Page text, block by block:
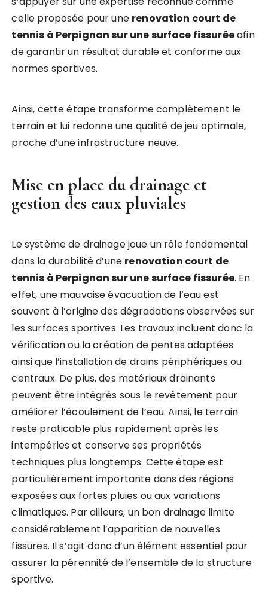
celle proposée pour une renovation court de
tennis à Perpignan sur une surface fissuréeafin
de garantir un résultat durable et conforme aux
normes sportives.
Ainsi, cette étape transforme complètement le
terrain et lui redonne une qualité de jeu optimale,
proche d’une infrastructure neuve.
Mise en place du drainage et
gestion des eaux pluviales
Le système de drainage joue un rôle fondamental
dans la durabilité d’une renovation court de
tennis à Perpignan sur une surface fissurée. En
effet, une mauvaise évacuation de l’eau est
souvent à l’origine des dégradations observées sur
les surfaces sportives. Les travaux incluent donc la
vérification ou la création de pentes adaptées
ainsi que l’installation de drains périphériques ou
centraux. De plus, des matériaux drainants
peuvent être intégrés sous le revêtement pour
améliorer l’écoulement de l’eau. Ainsi, le terrain
reste praticable plus rapidement après les
intempéries et conserve ses propriétés
techniques plus longtemps. Cette étape est
particulièrement importante dans des régions
exposées aux fortes pluies ou aux variations
climatiques. Par ailleurs, un bon drainage limite
considérablement l’apparition de nouvelles
fissures. Il s’agit donc d’un élément essentiel pour
assurer la pérennité de l’ensemble de la structure
sportive.